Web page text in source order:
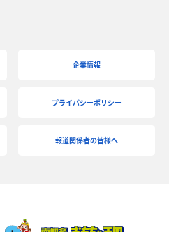
企業情報
プライバシーポリシー
報道関係者の皆様へ